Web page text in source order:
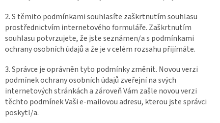
2. S těmito podmínkami souhlasíte zaškrtnutím souhlasu
prostřednictvím internetového formuláře. Zaškrtnutím
souhlasu potvrzujete, že jste seznámen/a s podmínkami
ochrany osobních údajů a že je v celém rozsahu přijímáte.
3. Správce je oprávněn tyto podmínky změnit. Novou verzi
podmínek ochrany osobních údajů zveřejní na svých
internetových stránkách a zároveň Vám zašle novou verzi
těchto podmínek Vaši e-mailovou adresu, kterou jste správci
poskytl/a.